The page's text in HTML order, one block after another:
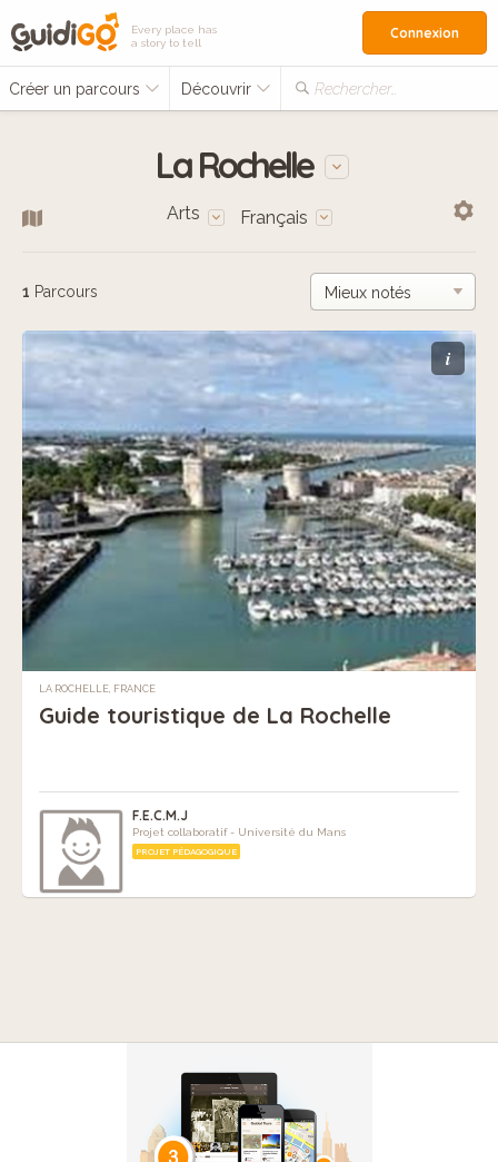
Every place has
a story to tell
Créer un parcours Découvrir Rechercher…
Connexion
La Rochelle
Arts Français
1 Parcours
i
LA ROCHELLE, FRANCE
Guide touristique de La Rochelle
F.E.C.M.J
Projet collaboratif - Université du Mans
PROJET PÉDAGOGIQUE